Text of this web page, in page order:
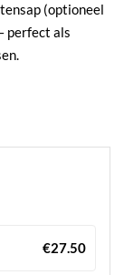
(optioneel
perfect als
€27.50